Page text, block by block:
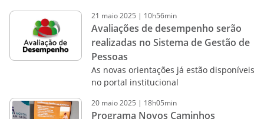
21 maio2025 | 10h56min
Avaliações de desempenho serão
realizadas no Sistema de Gestão de
Pessoas
As novas orientações já estão disponíveis
no portal institucional
20 maio2025 | 18h05min
Programa Novos Caminhos